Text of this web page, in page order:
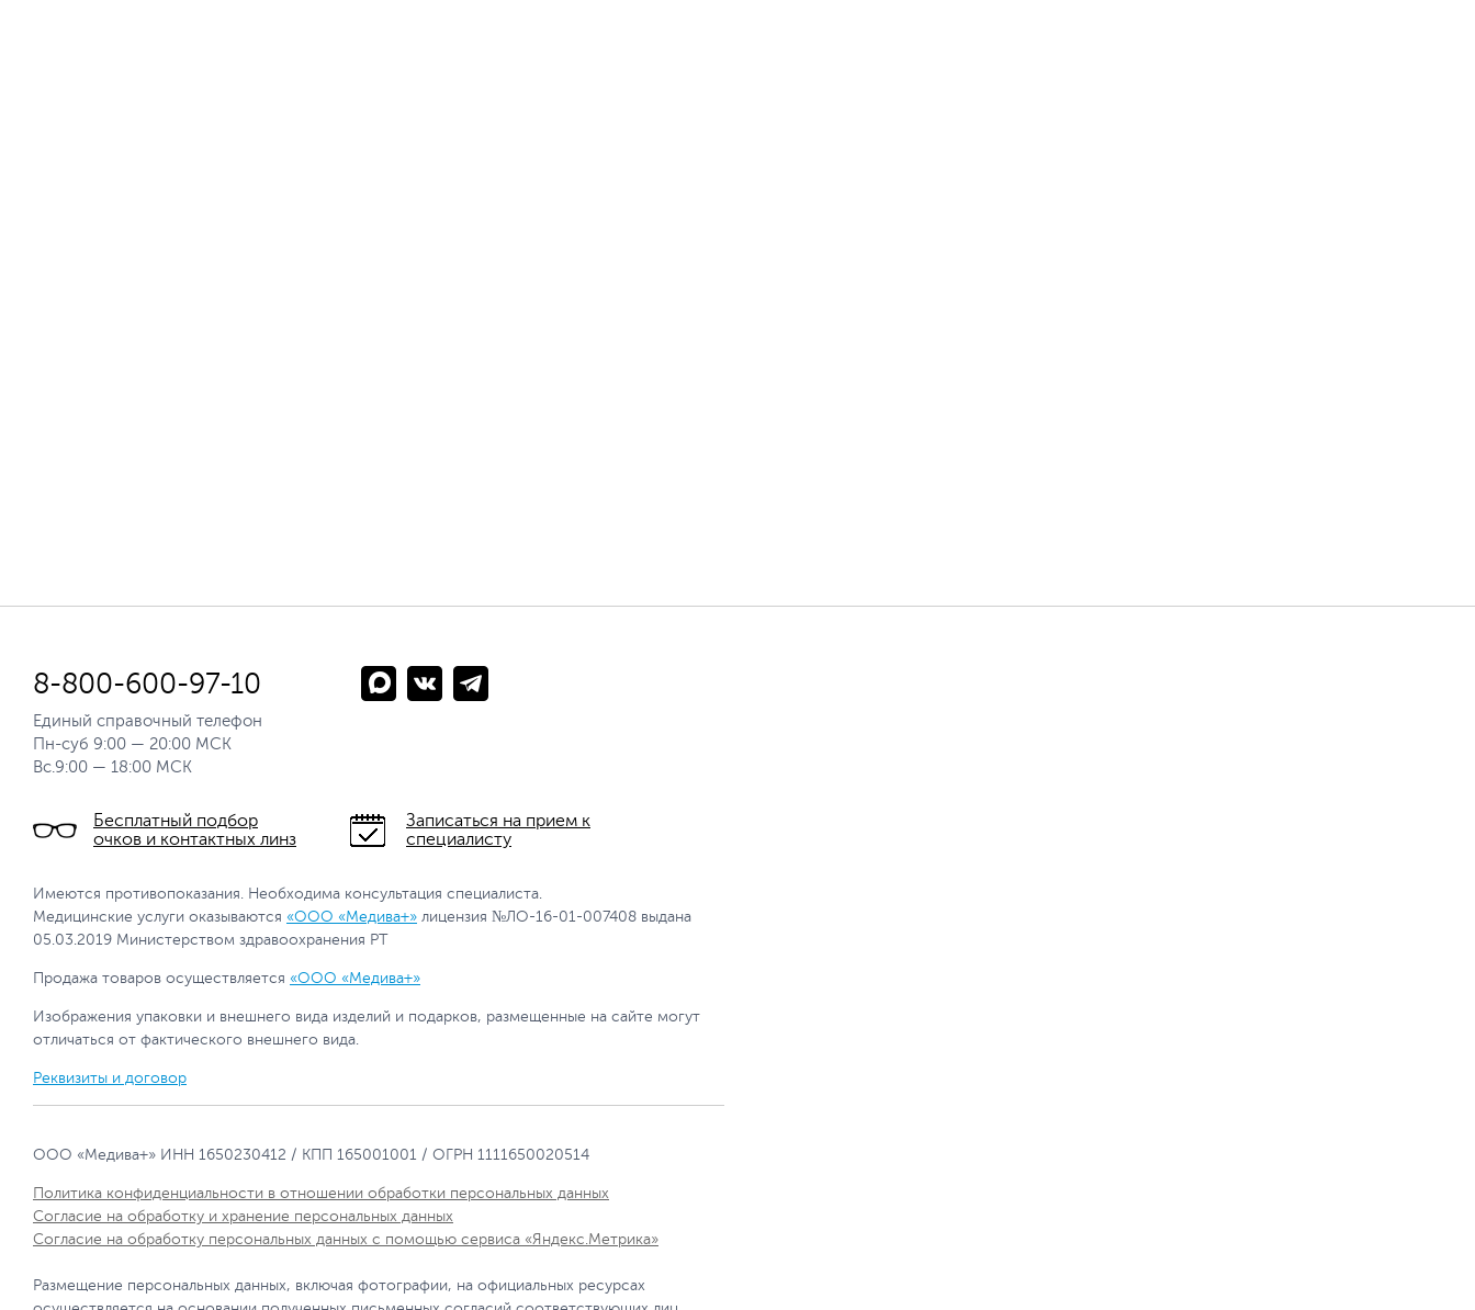
8-800-600-97-10
Единый справочный телефон
Пн-суб 9:00 — 20:00 МСК
Вс.9:00 — 18:00 МСК
Бесплатный подбор
очков и контактных линз
Записаться на прием к
специалисту
Имеются противопоказания. Необходима консультация специалиста.
Медицинские услуги оказываются «ООО «Медива+» лицензия №ЛО-16-01-007408 выдана
05.03.2019 Министерством здравоохранения РТ
Продажа товаров осуществляется «ООО «Медива+»
Изображения упаковки и внешнего вида изделий и подарков, размещенные на сайте могут
отличаться от фактического внешнего вида.
Реквизиты и договор
ООО «Медива+» ИНН 1650230412 / КПП 165001001 / ОГРН 1111650020514
Политика конфиденциальности в отношении обработки персональных данных
Согласие на обработку и хранение персональных данных
Согласие на обработку персональных данных с помощью сервиса «Яндекс.Метрика»
Размещение персональных данных, включая фотографии, на официальных ресурсах